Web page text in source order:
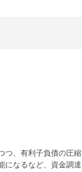
つ、有利子負債の圧縮
になるなど、資金調達